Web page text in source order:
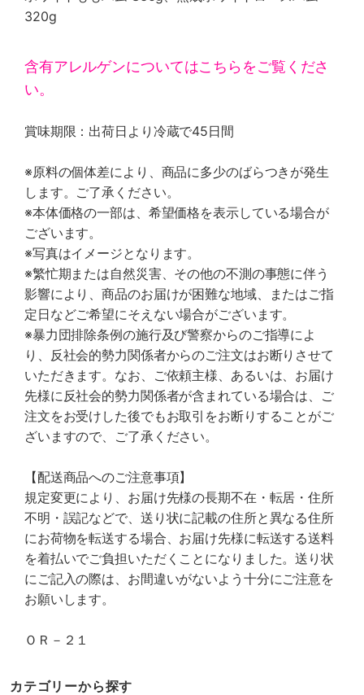
320g
含有アレルゲンについてはこちらをご覧くださ
い。
賞味期限：出荷日より冷蔵で45日間
※原料の個体差により、商品に多少のばらつきが発生
します。ご了承ください。
※本体価格の一部は、希望価格を表示している場合が
ございます。
※写真はイメージとなります。
※繁忙期または自然災害、その他の不測の事態に伴う
影響により、商品のお届けが困難な地域、またはご指
定日などご希望にそえない場合がございます。
※暴力団排除条例の施行及び警察からのご指導によ
り、反社会的勢力関係者からのご注文はお断りさせて
いただきます。なお、ご依頼主様、あるいは、お届け
先様に反社会的勢力関係者が含まれている場合は、ご
注文をお受けした後でもお取引をお断りすることがご
ざいますので、ご了承ください。
【配送商品へのご注意事項】
規定変更により、お届け先様の長期不在・転居・住所
不明・誤記などで、送り状に記載の住所と異なる住所
にお荷物を転送する場合、お届け先様に転送する送料
を着払いでご負担いただくことになりました。送り状
にご記入の際は、お間違いがないよう十分にご注意を
お願いします。
ＯＲ－２１
カテゴリーから探す